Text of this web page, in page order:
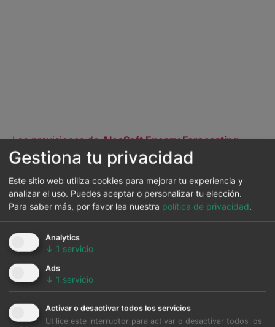
Las previsiones deAleaSoft Energy Forecasting
indican que en la semana del 21 de febrero los
precios podrían recuperarse en la mayoría de los
mercados eléctricos europeos, favorecidos por el
descenso de la producción eólica y la recuperación
de la demanda. Sin embargo, en el mercado italiano,
aumenten, los precios podrían continuar
Gestiona tu privacidad
Este sitio web utiliza cookies para mejorar tu experiencia y
analizar el uso. Puedes aceptar o personalizar tu elección.
Para saber más, por favor lea nuestra política de privacidad.
Analytics
↓ 1 servicio
Ads
↓ 1 servicio
Activar o desactivar todos los servicios
Utilice este interruptor para activar o desactivar todos los